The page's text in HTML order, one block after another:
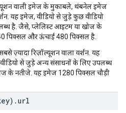
वाली इमेज के मुकाबले, थंबनेल इमेज
यह इमेज, वीडियो से जुड़े कुछ वीडियो
है. जैसे, प्लेलिस्ट आइटम या खोज के
पिक्सल और ऊंचाई 480 पिक्सल है.
ज़्यादा रिज़ॉल्यूशन वाला वर्शन. यह
से जुड़े अन्य संसाधनों के लिए उपलब्ध
के नतीजे. यह इमेज 1280 पिक्सल चौड़ी
. url